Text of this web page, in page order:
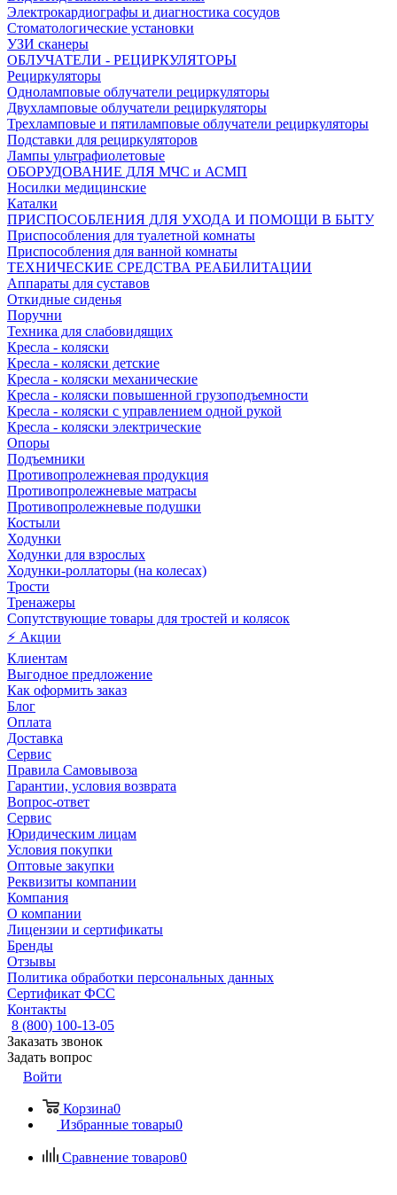
Электрокардиографы и диагностика сосудов
Стоматологические установки
УЗИ сканеры
ОБЛУЧАТЕЛИ - РЕЦИРКУЛЯТОРЫ
Рециркуляторы
Одноламповые облучатели рециркуляторы
Двухламповые облучатели рециркуляторы
Трехламповые и пятиламповые облучатели рециркуляторы
Подставки для рециркуляторов
Лампы ультрафиолетовые
ОБОРУДОВАНИЕ ДЛЯ МЧС и АСМП
Носилки медицинские
Каталки
ПРИСПОСОБЛЕНИЯ ДЛЯ УХОДА И ПОМОЩИ В БЫТУ
Приспособления для туалетной комнаты
Приспособления для ванной комнаты
ТЕХНИЧЕСКИЕ СРЕДСТВА РЕАБИЛИТАЦИИ
Аппараты для суставов
Откидные сиденья
Поручни
Техника для слабовидящих
Кресла - коляски
Кресла - коляски детские
Кресла - коляски механические
Кресла - коляски повышенной грузоподъемности
Кресла - коляски с управлением одной рукой
Кресла - коляски электрические
Опоры
Подъемники
Противопролежневая продукция
Противопролежневые матрасы
Противопролежневые подушки
Костыли
Ходунки
Ходунки для взрослых
Ходунки-роллаторы (на колесах)
Трости
Тренажеры
Сопутствующие товары для тростей и колясок
⚡ Акции
Клиентам
Выгодное предложение
Как оформить заказ
Блог
Оплата
Доставка
Сервис
Правила Самовывоза
Гарантии, условия возврата
Вопрос-ответ
Сервис
Юридическим лицам
Условия покупки
Оптовые закупки
Реквизиты компании
Компания
О компании
Лицензии и сертификаты
Бренды
Отзывы
Политика обработки персональных данных
Сертификат ФСС
Контакты
8 (800) 100-13-05
Заказать звонок
Задать вопрос
Войти
Корзина0
Избранные товары0
Сравнение товаров0